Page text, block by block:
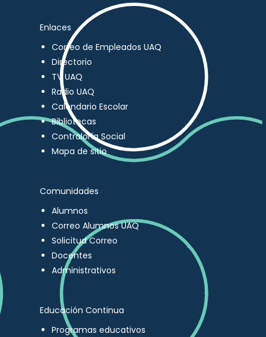
Enlaces
Correo de Empleados UAQ
Directorio
TV UAQ
Radio UAQ
Calendario Escolar
Bibliotecas
Contraloría Social
Mapa de sitio
Comunidades
Alumnos
Correo Alumnos UAQ
Solicitud Correo
Docentes
Administrativos
Educación Continua
Programas educativos